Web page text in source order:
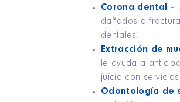
Corona dental –
dañados o
dentales.
Extracción de
le ayuda a
juicio con
Odontología de